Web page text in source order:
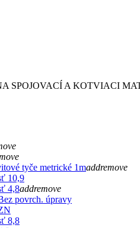
SPOJOVACÍ A KOTVIACI
tyče metrické 1maddremove
10,9
4,8addremove
povrch. úpravy
8,8